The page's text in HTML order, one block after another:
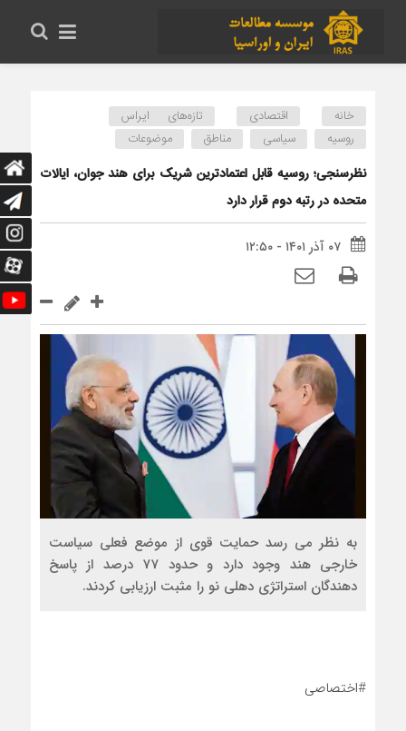
خانه اقتصادی
تازه‌های ایراس
روسیه
سیاسی مناطق موضوعات
نظرسنجی؛ روسیه قابل اعتمادترین شریک برای هند جوان، ایالات
متحده در رتبه دوم قرار دارد
۰۷ آذر ۱۴۰۱ - ۱۲:۵۰
به نظر می رسد حمایت قوی از موضع فعلی سیاست
خارجی هند وجود دارد و حدود 77 درصد از پاسخ
دهندگان استراتژی دهلی نو را مثبت ارزیابی کردند.
#اختصاصی